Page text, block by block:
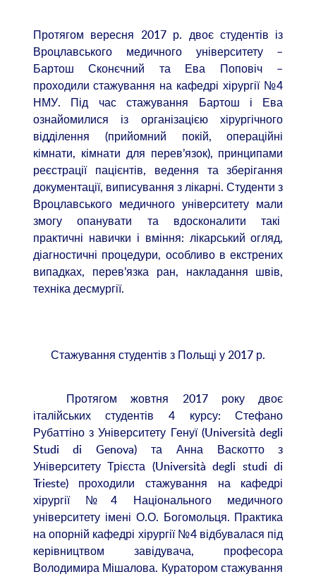
Протягом вересня 2017 р. двоє студентів із
Вроцлавського медичного університету –
Бартош Сконєчний та Ева Поповіч –
проходили стажування на кафедрі хірургії №4
НМУ. Під час стажування Бартош і Ева
ознайомилися із організацією хірургічного
відділення (прийомний покій, операційні
кімнати, кімнати для перев’язок), принципами
реєстрації пацієнтів, ведення та зберігання
документації, виписування з лікарні. Студенти з
Вроцлавського медичного університету мали
змогу опанувати та вдосконалити такі
практичні навички і вміння: лікарський огляд,
діагностичні процедури, особливо в екстрених
випадках, перев’язка ран, накладання швів,
техніка десмургії.
Стажування студентів з Польщі у 2017 р.
Протягом жовтня 2017 року двоє
італійських студентів 4 курсу: Стефано
Рубаттіно з Університету Генуї (Università degli
Studi di Genova) та Анна Васкотто з
Університету Трієста (Università degli studi di
Trieste) проходили стажування на кафедрі
хірургії №4 Національного медичного
університету імені О.О. Богомольця. Практика
на опорній кафедрі хірургії №4 відбувалася під
керівництвом завідувача, професора
Володимира Мішалова. Куратором стажування